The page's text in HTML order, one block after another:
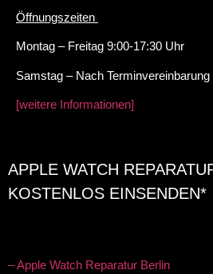
Öffnungszeiten
Montag – Freitag 9:00-17:30 Uhr
Samstag – Nach Terminvereinbarung
[weitere Informationen]
APPLE WATCH
KOSTENLOS EINSENDEN*
– Apple Watch Reparatur Berlin